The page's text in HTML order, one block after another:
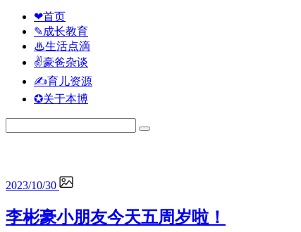
❤首页
✎成长教育
♨生活点滴
✌豪爸杂谈
✍育儿资源
✪关于本博
2023/10/30
李彬豪小朋友今天五周岁啦！